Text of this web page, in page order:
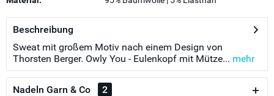
Beschreibung
Sweat mit großem Motiv nach einem Design von
Thorsten Berger. Owly You - Eulenkopf mit Mütze... mehr
Nadeln Garn & Co 2